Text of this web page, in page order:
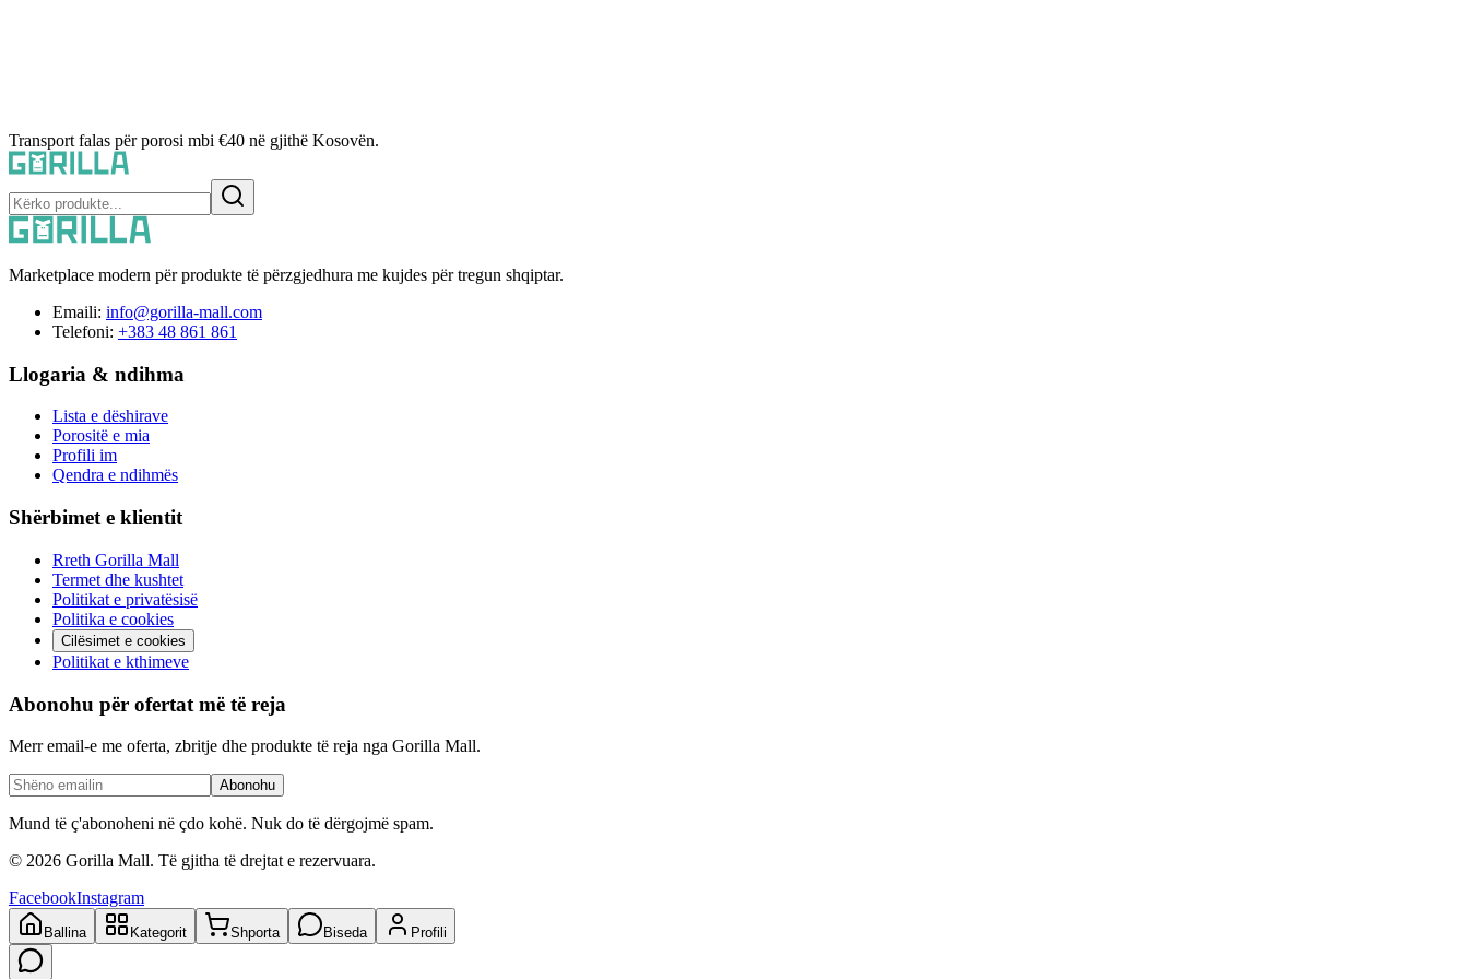
Transport falas për porosi mbi €40 në gjithë Kosovën.
Marketplace modern për produkte të përzgjedhura me kujdes për tregun shqiptar.
Emaili: info@gorilla-mall.com
Telefoni: +383 48 861 861
Llogaria & ndihma
Lista e dëshirave
Porositë e mia
Profili im
Qendra e ndihmës
Shërbimet e klientit
Rreth Gorilla Mall
Termet dhe kushtet
Politikat e privatësisë
Politika e cookies
Cilësimet e cookies
Politikat e kthimeve
Abonohu për ofertat më të reja
Merr email-e me oferta, zbritje dhe produkte të reja nga Gorilla Mall.
Abonohu
Mund të ç'abonoheni në çdo kohë. Nuk do të dërgojmë spam.
© 2026 Gorilla Mall. Të gjitha të drejtat e rezervuara.
FacebookInstagram
Ballina Kategorit Shporta Biseda Profili